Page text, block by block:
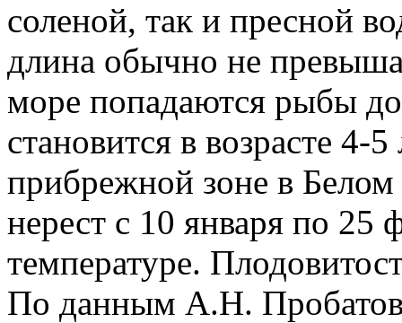
соленой, так и пресной
длина обычно не
море попадаются рыбы
становится в возрасте 4-
прибрежной зоне в
нерест с 10 января по 25
температуре.
По данным А.Н.